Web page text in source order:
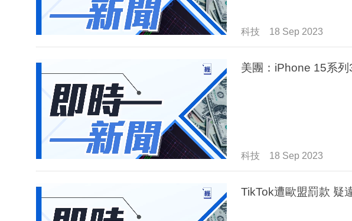
科技 18 Sep 2023
美團：iPhone 15系
科技 18 Sep 2023
TikTok遭歐盟罰款 疑